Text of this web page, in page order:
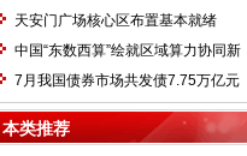
天安门广场核心区布置基本就绪
中国“东数西算”绘就区域算力协同新
图景
7月我国债券市场共发债7.75万亿元
本类推荐